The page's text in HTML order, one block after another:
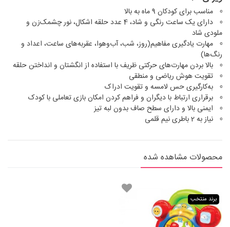
مناسب برای کودکان 9 ماه به بالا
دارای یک ساعت رنگی و شاد، 4 عدد حلقه اشکال، نور چشمک‌زن و
ملودی شاد
مهارت یادگیری مفاهیم(روز، شب، آب‌و‌هوا، عقربه‌های ساعت، اعداد و
رنگ‌ها)
بالا بردن مهارت‌های حرکتی ظریف با استفاده از انگشتان و انداختن حلقه
تقویت هوش ریاضی و منطقی
به‌کارگیری حس لامسه و تقویت ادراک
برقراری ارتباط با دیگران و فراهم کردن امکان بازی تعاملی با کودک
ایمنی بالا و دارای سطح صاف بدون لبه تیز
نیاز به 2 باطری نیم قلمی
محصولات مشاهده شده
برند منتخب